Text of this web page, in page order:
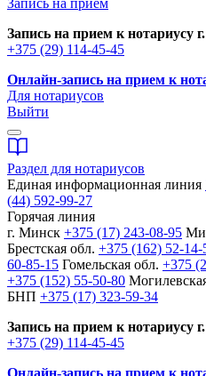
Запись на прием
Запись на прием к нотариусу
+375 (29) 114-45-45
Онлайн-запись на прием к
Для нотариусов
Выйти
Раздел для нотариусов
Единая информационная линия
(44) 592-99-27
Горячая линия
г. Минск +375 (17) 243-08-95
Брестская обл. +375 (162) 52-14-
60-85-15 Гомельская обл. +375
+375 (152) 55-50-80
БНП +375 (17) 323-59-34
Запись на прием к нотариусу
+375 (29) 114-45-45
Онлайн-запись на прием к